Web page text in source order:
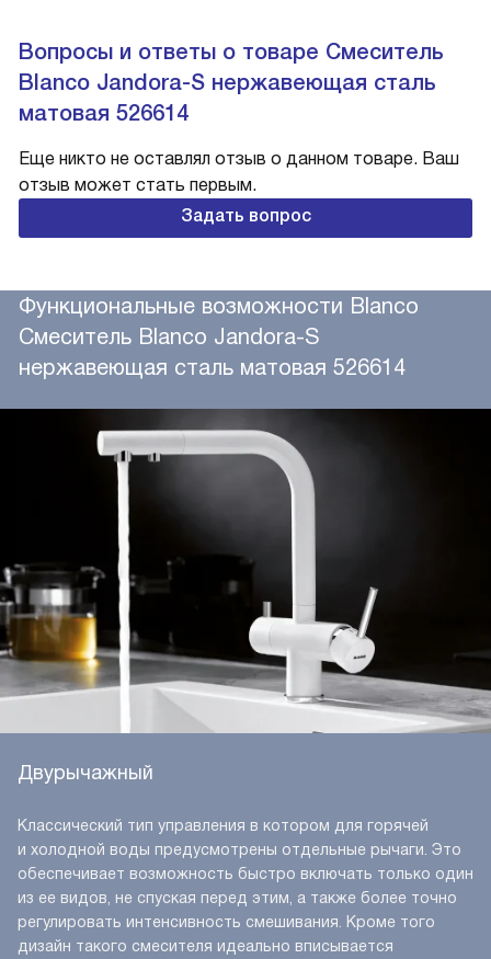
Вопросы и ответы о товаре Смеситель
Blanco Jandora-S нержавеющая сталь
матовая 526614
Еще никто не оставлял отзыв о данном товаре. Ваш
отзыв может стать первым.
Задать вопрос
Функциональные возможности Blanco
Смеситель Blanco Jandora-S
нержавеющая сталь матовая 526614
Двурычажный
Классический тип управления в котором для горячей
и холодной воды предусмотрены отдельные рычаги. Это
обеспечивает возможность быстро включать только один
из ее видов, не спуская перед этим, а также более точно
регулировать интенсивность смешивания. Кроме того
дизайн такого смесителя идеально вписывается